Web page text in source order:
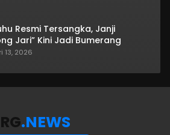
Resmi Tersangka, Janji
Jari” Kini Jadi Bumerang
13, 2026
RG.NEWS